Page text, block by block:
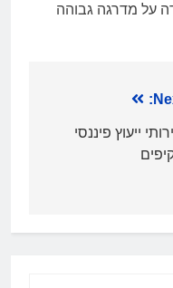
על מדרגה גבוהה
ייעוץ פיננסי